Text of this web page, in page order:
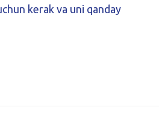
kerak va uni qanday